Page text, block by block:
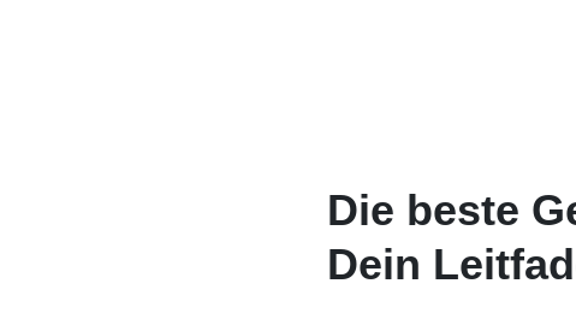
Die beste
Dein